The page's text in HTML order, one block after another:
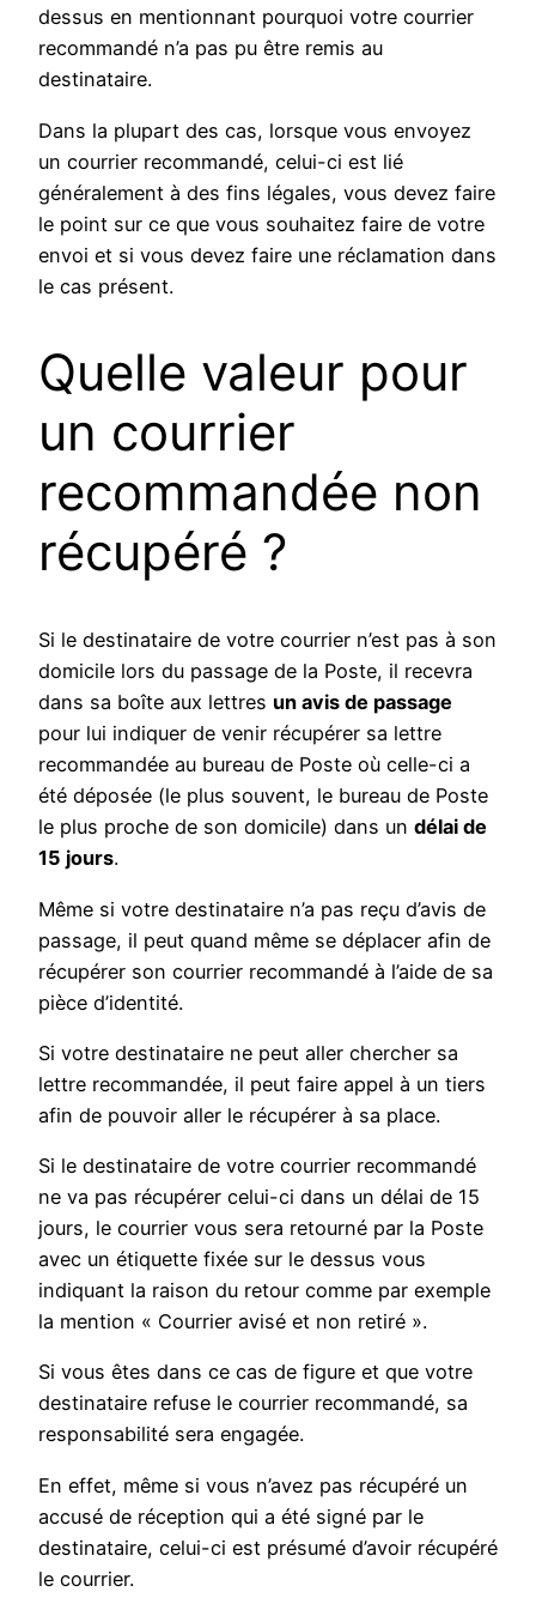
dessus en mentionnant pourquoi votre courrier
recommandé n’a pas pu être remis au
destinataire.
Dans la plupart des cas, lorsque vous envoyez
un courrier recommandé, celui-ci est lié
généralement à des fins légales, vous devez faire
le point sur ce que vous souhaitez faire de votre
envoi et si vous devez faire une réclamation dans
le cas présent.
Quelle valeur pour
un courrier
recommandée non
récupéré ?
Si le destinataire de votre courrier n’est pas à son
domicile lors du passage de la Poste, il recevra
dans sa boîte aux lettres un avis de passage
pour lui indiquer de venir récupérer sa lettre
recommandée au bureau de Poste où celle-ci a
été déposée (le plus souvent, le bureau de Poste
le plus proche de son domicile) dans un délai de
15 jours.
Même si votre destinataire n’a pas reçu d’avis de
passage, il peut quand même se déplacer afin de
récupérer son courrier recommandé à l’aide de sa
pièce d’identité.
Si votre destinataire ne peut aller chercher sa
lettre recommandée, il peut faire appel à un tiers
afin de pouvoir aller le récupérer à sa place.
Si le destinataire de votre courrier recommandé
ne va pas récupérer celui-ci dans un délai de 15
jours, le courrier vous sera retourné par la Poste
avec un étiquette fixée sur le dessus vous
indiquant la raison du retour comme par exemple
la mention « Courrier avisé et non retiré ».
Si vous êtes dans ce cas de figure et que votre
destinataire refuse le courrier recommandé, sa
responsabilité sera engagée.
En effet, même si vous n’avez pas récupéré un
accusé de réception qui a été signé par le
destinataire, celui-ci est présumé d’avoir récupéré
le courrier.